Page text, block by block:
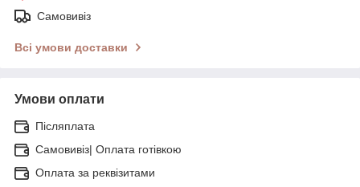
Самовивіз
Всі умови доставки
Умови оплати
Післяплата
Самовивіз| Оплата готівкою
Оплата за реквізитами